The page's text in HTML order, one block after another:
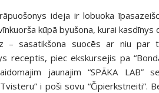
ideja ir lobuoka
kūpā byušona, kurai
– sasatikšona suocēs ar niu par
receptis, piec ekskursejis pa
jaunajim “SPĀKA LAB”
i poši sovu “Čipierkstneiti”.